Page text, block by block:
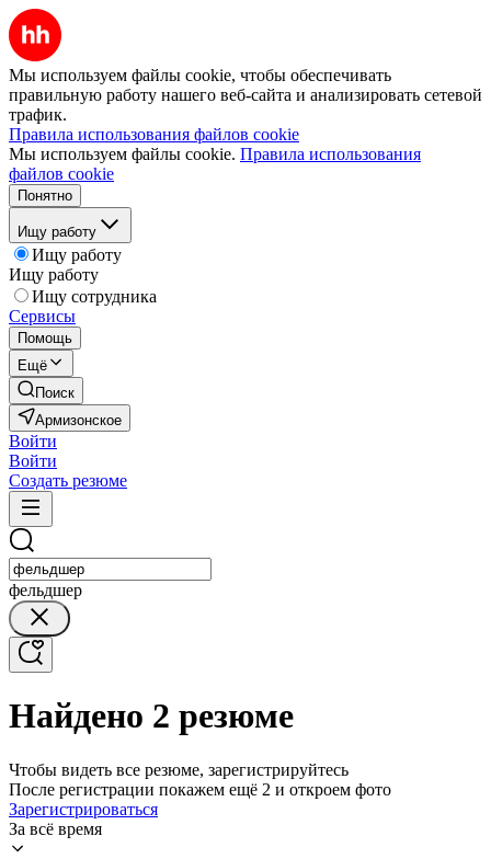
Мы используем файлы cookie, чтобы обеспечивать
правильную работу нашего веб-сайта и анализировать сетевой
трафик.
Правила использования файлов cookie
Мы используем файлы cookie. Правила использования
файлов cookie
Понятно
Ищу работу
Ищу работу
Ищу работу
Ищу сотрудника
Сервисы
Помощь
Ещё
Поиск
Армизонское
Войти
Войти
Создать резюме
фельдшер
Найдено 2 резюме
Чтобы видеть все резюме, зарегистрируйтесь
После регистрации покажем ещё 2 и откроем фото
Зарегистрироваться
За всё время